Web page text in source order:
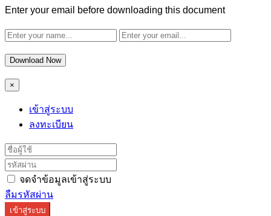
Enter your email before downloading this document
Download Now
×
เข้าสู่ระบบ
ลงทะเบียน
จดจำข้อมูลเข้าสู่ระบบ
ลืมรหัสผ่าน
เข้าสู่ระบบ